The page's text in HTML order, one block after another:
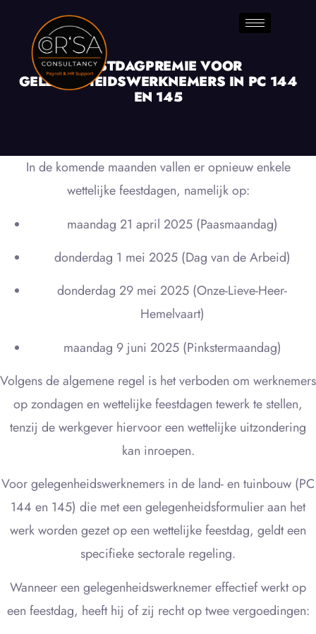
FEESTDAGPREMIE VOOR
GELEGENHEIDSWERKNEMERS IN PC 144
EN 145
In de komende maanden vallen er opnieuw enkele
wettelijke feestdagen, namelijk op:
maandag 21 april 2025 (Paasmaandag)
donderdag 1 mei 2025 (Dag van de Arbeid)
donderdag 29 mei 2025 (Onze-Lieve-Heer-
Hemelvaart)
maandag 9 juni 2025 (Pinkstermaandag)
Volgens de algemene regel is het verboden om werknemers
op zondagen en wettelijke feestdagen tewerk te stellen,
tenzij de werkgever hiervoor een wettelijke uitzondering
kan inroepen.
Voor gelegenheidswerknemers in de land- en tuinbouw (PC
144 en 145) die met een gelegenheidsformulier aan het
werk worden gezet op een wettelijke feestdag, geldt een
specifieke sectorale regeling.
Wanneer een gelegenheidswerknemer effectief werkt op
een feestdag, heeft hij of zij recht op twee vergoedingen: